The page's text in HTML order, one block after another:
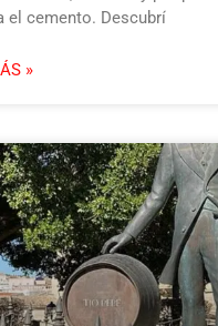
el cemento. Descubrí
»